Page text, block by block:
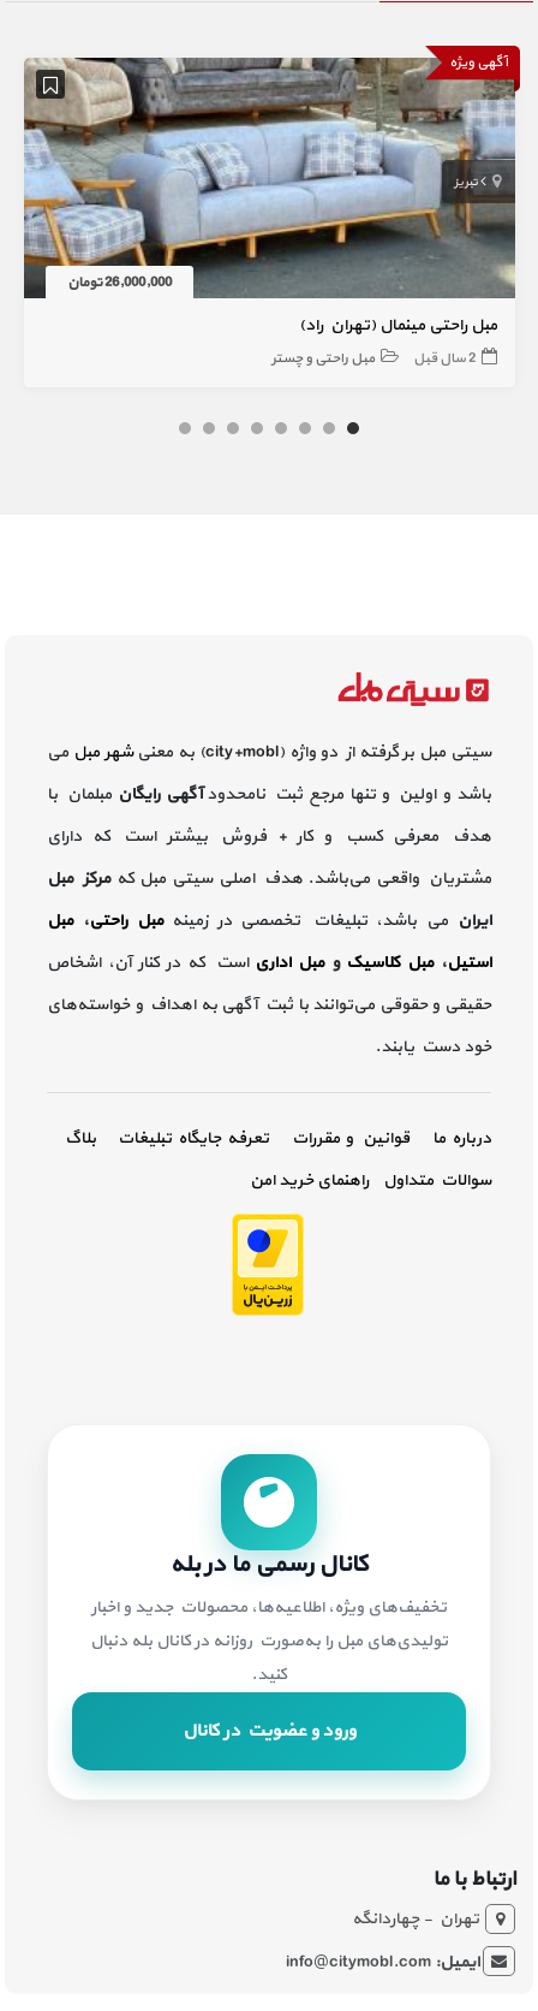
آگهی ویژه
تبریز
26,000,000 تومان
مبل راحتی مینمال (تهران راد)
2 سال قبل مبل راحتی و چستر
سیتی مبل بر گرفته از دو واژه (city+mobl) به معنی شهر مبل می
باشد و اولین و تنها مرجع ثبت نامحدودآگهی رایگان مبلمان با
هدف معرفی کسب و کار + فروش بیشتر است که دارای
مشتریان واقعی می‌باشد. هدف اصلی سیتی مبل کهمرکز مبل
ایران می باشد، تبلیغات تخصصی در زمینه مبل راحتی،مبل
استیل،مبل کلاسیک ومبل اداری است که در کنار آن، اشخاص
حقیقی و حقوقی می‌توانند با ثبت آگهی به اهداف و خواسته‌های
خود دست یابند.
درباره ما قوانین و مقررات تعرفه جایگاه تبلیغات
بلاگ
سوالات متداول
راهنمای خرید امن
کانال رسمی ما در بله
تخفیف‌های ویژه، اطلاعیه‌ها، محصولات جدید و اخبار
تولیدی‌های مبل را به‌صورت روزانه در کانال بله دنبال
کنید.
ورود و عضویت در کانال
ارتباط با ما
تهران - چهاردانگه
ایمیل:info@citymobl.com